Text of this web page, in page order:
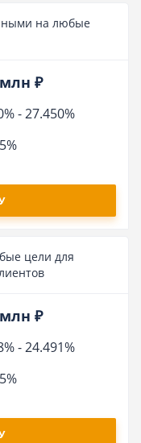
на любые
₽
-27.450%
цели для
₽
-24.491%